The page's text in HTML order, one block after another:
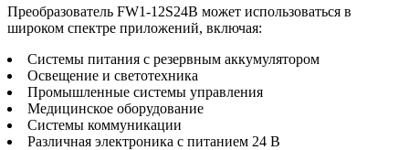
Преобразователь FW1-12S24B может использоваться в
широком спектре приложений, включая:
Системы питания с резервным аккумулятором
Освещение и светотехника
Промышленные системы управления
Медицинское оборудование
Системы коммуникации
Различная электроника с питанием 24 В